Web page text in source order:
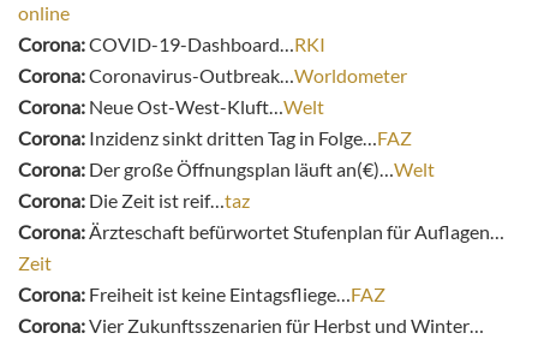
online
Corona:COVID-19-Dashboard…RKI
Corona:Coronavirus-Outbreak…Worldometer
Corona: Neue Ost-West-Kluft…Welt
Corona: Inzidenz sinkt dritten Tag in Folge…FAZ
Corona: Der große Öffnungsplan läuft an(€)…Welt
Corona: Die Zeit ist reif…taz
Corona:Ärzteschaft befürwortet Stufenplan für Auflagen…
Zeit
Corona: Freiheit ist keine Eintagsfliege…FAZ
Corona:Vier Zukunftsszenarien für Herbst und Winter…